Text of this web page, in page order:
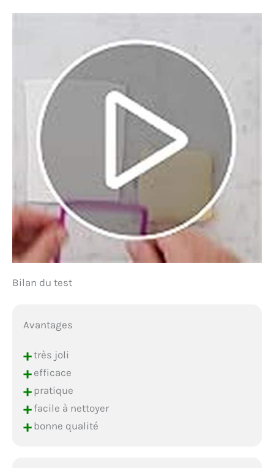
Bilan du test
Avantages
+très joli
+efficace
+pratique
+facile à nettoyer
+bonne qualité